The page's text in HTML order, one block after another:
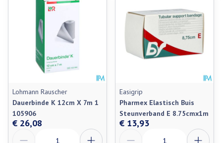
Lohmann Rauscher
Dauerbinde K 12cm X 7m 1
105906
€ 26,08
Easigrip
Pharmex Elastisch Buis
Steunverband E 8.75cmx1m
€ 13,93